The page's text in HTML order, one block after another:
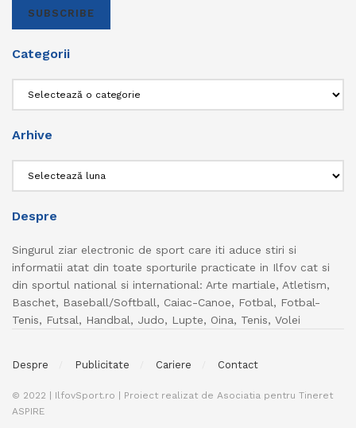
SUBSCRIBE
Categorii
Arhive
Despre
Singurul ziar electronic de sport care iti aduce stiri si
informatii atat din toate sporturile practicate in Ilfov cat si
din sportul national si international: Arte martiale, Atletism,
Baschet, Baseball/Softball, Caiac-Canoe, Fotbal, Fotbal-
Tenis, Futsal, Handbal, Judo, Lupte, Oina, Tenis, Volei
Despre Publicitate Cariere Contact
© 2022 | IlfovSport.ro | Proiect realizat de Asociatia pentru Tineret
ASPIRE